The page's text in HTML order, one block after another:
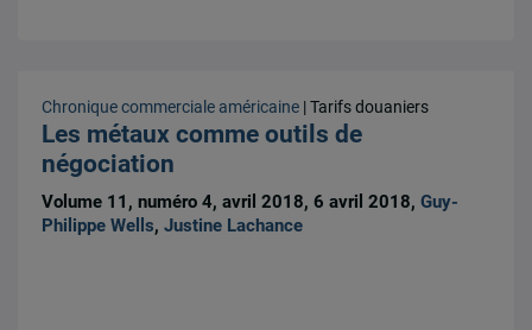
Chronique commerciale américaine | Tarifs douaniers
Les métaux comme outils de
négociation
Volume 11, numéro 4, avril 2018, 6 avril 2018,Guy-
Philippe Wells,Justine Lachance